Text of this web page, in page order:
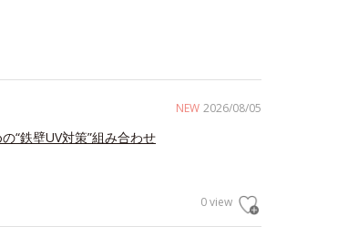
NEW 2026/08/05
“鉄壁UV対策”組み合わせ
0 view